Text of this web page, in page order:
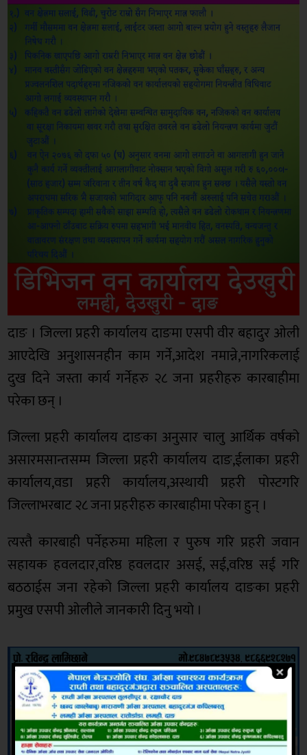
दाङ । जिल्ला प्रहरी कार्यालय दाङमा एसपी वीर बहादुर ओली
आएदेखि अनुशासनहीन काम गर्ने,आदेश नमान्ने,नागरिकलाई
दुख दिने जस्ता कार्य गर्नेहरु २८ जना प्रहरीहरु कारबाहीमा
परेका छन् ।
जिल्ला प्रहरी कार्यालय दाङका अनुसार चालु आर्थिक वर्षको
असारमसान्तसम्म जिल्ला प्रहरी कार्यालय दाङ,ईलाका प्रहरी
कार्यालय,वडा प्रहरी कार्यालय,अस्थायी प्रहरी पोस्टगरि
जिल्लाभरबाट २८ जना प्रहरीहरु कारबाहीमा परेका हुन् ।
त्यस्तै कारबाही पर्नेहरुमा महिला र पुरुष गरि प्रहरी जवान
सहायक हवलदार,वरिष्ठ हवलदार असई, सई,वरिष्ठ सई गरि
बठठाईस जना रहेको जिल्ला प्रहरी कार्यालय दाङका प्रहरी
प्रमुख एसपी ओलीले जानकारी दिनु भयो ।